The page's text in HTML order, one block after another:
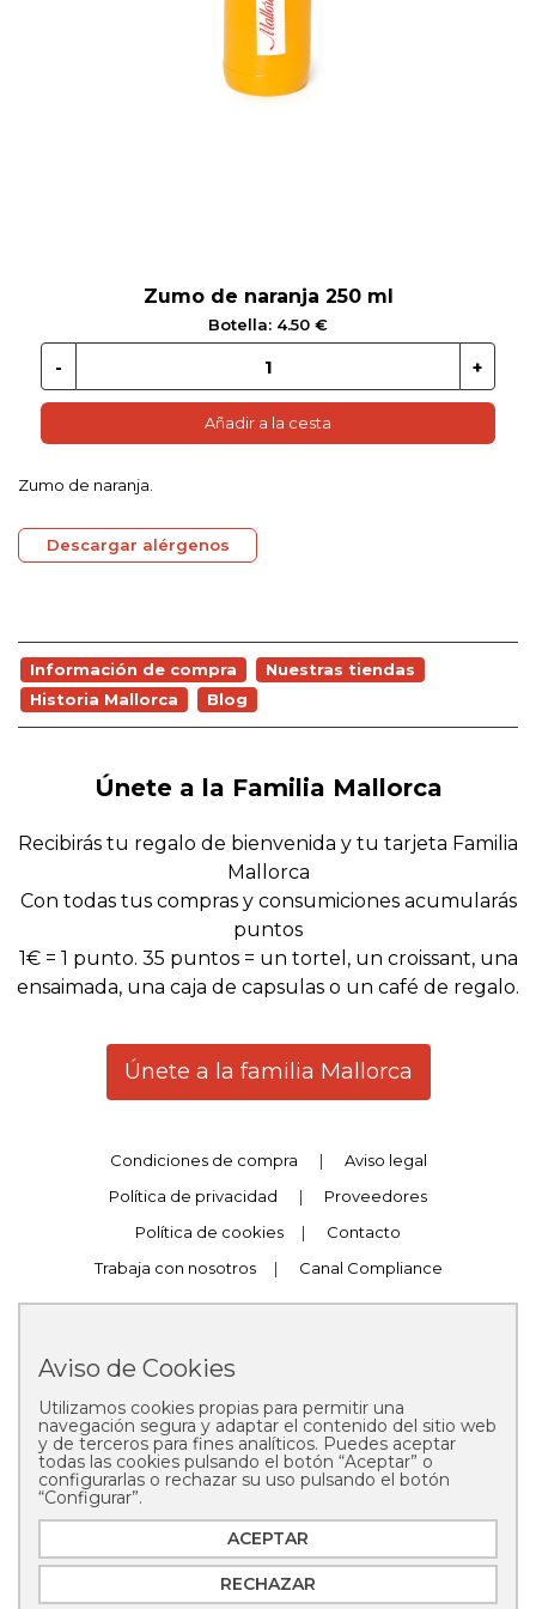
Zumo de naranja 250 ml
Botella: 4.50 €
Añadir a la cesta
Zumo de naranja.
Descargar alérgenos
Información de compra
Nuestras tiendas
Historia Mallorca
Blog
Únete a la Familia Mallorca
Recibirás tu regalo de bienvenida y tu tarjeta Familia
Mallorca
Con todas tus compras y consumiciones acumularás
puntos
1€ = 1 punto. 35 puntos = un tortel, un croissant, una
ensaimada, una caja de capsulas o un café de regalo.
Únete a la familia Mallorca
Condiciones de compra |
Aviso legal
Política de privacidad
|
Proveedores
Política de cookies
|
Contacto
Trabaja con nosotros
| Canal Compliance
Copyright © 2025 Pastelería Mallorca
Aviso de Cookies
Utilizamos cookies propias para permitir una
navegación segura y adaptar el contenido del sitio web
y de terceros para fines analíticos. Puedes aceptar
todas las cookies pulsando el botón “Aceptar” o
configurarlas o rechazar su uso pulsando el botón
“Configurar”.
ACEPTAR
RECHAZAR